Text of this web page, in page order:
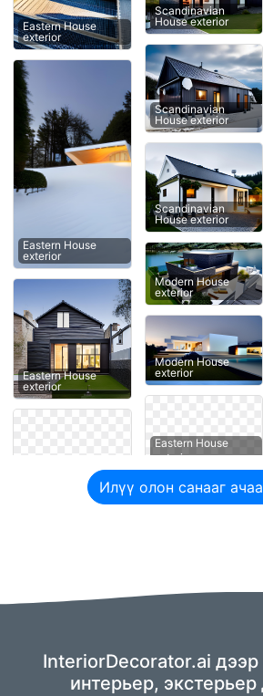
Eastern House
exterior
Eastern House
exterior
Eastern House
exterior
Scandinavian
House exterior
Scandinavian
House exterior
Scandinavian
House exterior
Modern House
exterior
Modern House
exterior
Eastern House
Илүү олон санааг
InteriorDecorator.ai дээр
интерьер,